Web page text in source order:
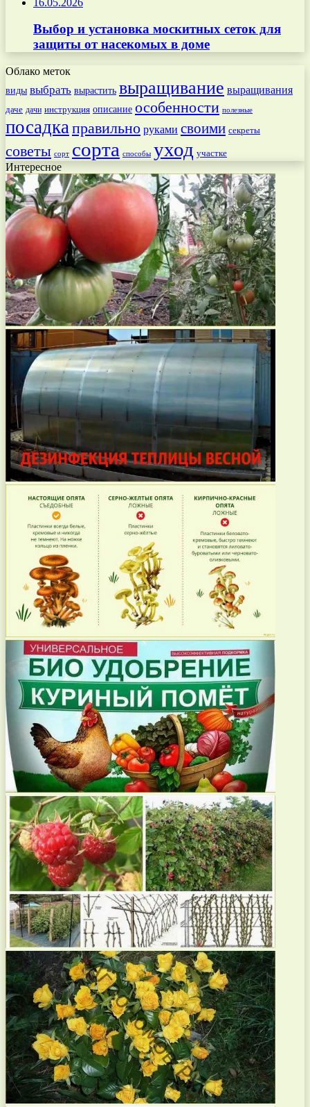
Выбор и установка москитных сеток для
защиты от насекомых в доме
Облако меток
виды выбрать вырастить выращивание выращивания
даче дачи инструкция описание особенности полезные
посадкаправильно руками своими секреты
советы сорт сорта способы уход участке
Интересное